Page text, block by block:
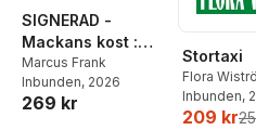
SIGNERAD -
Mackans kost :
Middagar och
matlådor
Marcus Frank
Inbunden, 2026
269 kr
Stortaxi
Flora
Inbunden,
209 kr